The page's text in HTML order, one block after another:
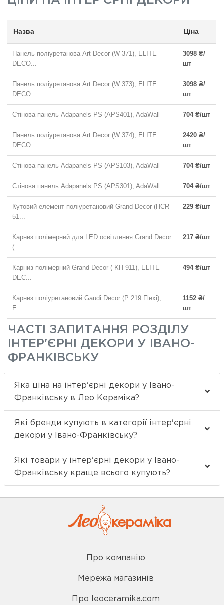
Назва Ціна
Панель поліуретанова Art Decor (W 371), ELITE
DECO...
3098 ₴/
шт
Панель поліуретанова Art Decor (W 373), ELITE
DECO...
3098 ₴/
шт
Стінова панель Adapanels PS (APS401), AdaWall 704 ₴/шт
Панель поліуретанова Art Decor (W 374), ELITE
DECO...
2420 ₴/
шт
Стінова панель Adapanels PS (APS103), AdaWall 704 ₴/шт
Стінова панель Adapanels PS (APS301), AdaWall 704 ₴/шт
Кутовий елемент поліуретановий Grand Decor (HCR
51...
229 ₴/шт
Карниз полімерний для LED освітлення Grand Decor
(...
217 ₴/шт
Карниз полімерний Grand Decor ( KH 911), ELITE
DEC...
494 ₴/шт
Карниз поліуретановий Gaudi Decor (P 219 Flexi),
E...
1152 ₴/
шт
ЧАСТІ ЗАПИТАННЯ РОЗДІЛУ
ІНТЕР'ЄРНІ ДЕКОРИ У ІВАНО-
ФРАНКІВСЬКУ
Яка ціна на інтер'єрні декори у Івано-
Франківську в Лео Кераміка?
Які бренди купують в категорії інтер'єрні
декори у Івано-Франківську?
Які товари у інтер'єрні декори у Івано-
Франківську краще всього купують?
Про компанію
Мережа магазинів
Про leoceramika.com